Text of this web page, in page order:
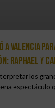
a Valencia
Raphael y
los
espectáculo